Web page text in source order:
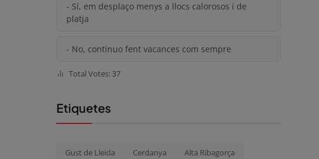
- Sí, em desplaço menys a llocs calorosos i de
platja
- No, continuo fent vacances com sempre
Total Votes: 37
Etiquetes
Gust de Lleida Cerdanya Alta Ribagorça